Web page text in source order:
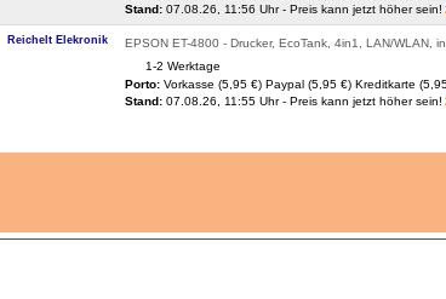
Stand: 07.08.26, 11:56 Uhr - Preis kann jetzt höher sein!
Reichelt Elekronik
EPSON ET-4800 - Drucker, EcoTank, 4in1, LAN/WLAN,
1-2 Werktage
Porto: Vorkasse (5,95 €) Paypal (5,95 €) Kreditkarte
Stand: 07.08.26, 11:55 Uhr - Preis kann jetzt höher sein!